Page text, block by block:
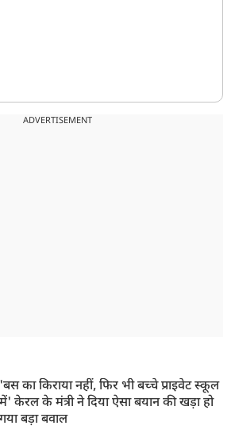
ADVERTISEMENT
'बस का किराया नहीं, फिर भी बच्चे प्राइवेट स्कूल
में' केरल के मंत्री ने दिया ऐसा बयान की खड़ा हो
गया बड़ा बवाल